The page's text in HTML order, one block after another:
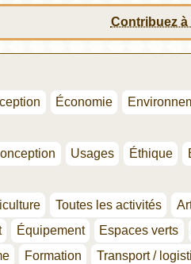
Contribuez à
Économie
Usages Éthique
Toutes les activités
Équipement Espaces verts
Formation Transport /